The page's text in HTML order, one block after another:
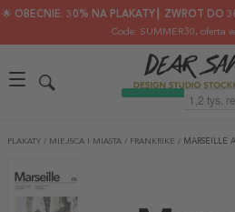
🌟 OBECNIE: 30% NA PLAKATY┃ ZWROT DO
Code: SUMMER30, oferta
PLAKATY / MIEJSCA I MIASTA / FRANKRIKE / MARSEILLE